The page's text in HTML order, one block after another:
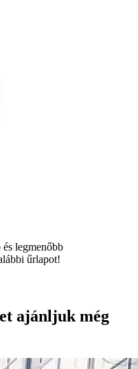
és legmenőbb
űrlapot!
ajánljuk még